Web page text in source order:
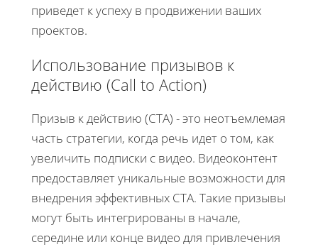
приведет к успеху в продвижении ваших
проектов.
Использование призывов к
действию (Call to Action)
Призыв к действию (CTA) - это неотъемлемая
часть стратегии, когда речь идет о том, как
увеличить подписки с видео. Видеоконтент
предоставляет уникальные возможности для
внедрения эффективных CTA. Такие призывы
могут быть интегрированы в начале,
середине или конце видео для привлечения